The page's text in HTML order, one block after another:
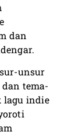
dan
unsur
tema-
lagu indie